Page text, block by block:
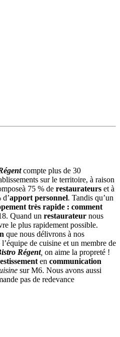
compte plus de 30
sur le territoire, à raison
75 % de restaurateurs et à
apport personnel. Tandis qu’un
très rapide : comment
Quand un restaurateur nous
le plus rapidement possible.
que nous délivrons à nos
de cuisine et un membre de
Régent, on aime la propreté !
en communication
sur M6. Nous avons aussi
pas de redevance